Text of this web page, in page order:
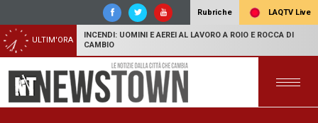
Rubriche LAQTV Live
ULTIM'ORA
INCENDI: UOMINI E AEREI AL LAVORO A ROIO E ROCCA DI
CAMBIO